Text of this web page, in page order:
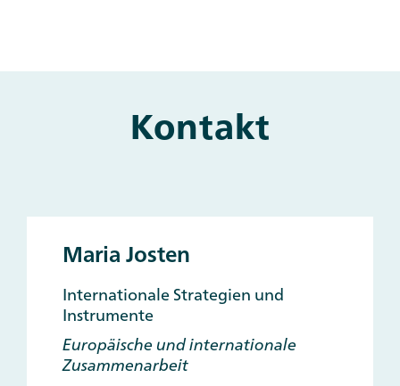
Kontakt
Maria Josten
Internationale Strategien und
Instrumente
Europäische und internationale
Zusammenarbeit